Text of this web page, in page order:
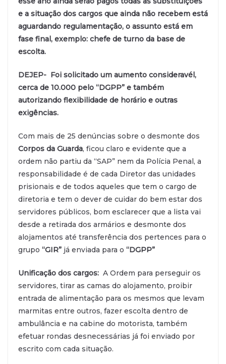
e a situação dos cargos que ainda não recebem está
aguardando regulamentação, o assunto está em
fase final, exemplo: chefe de turno da base de
escolta.
DEJEP- Foi solicitado um aumento consideravél,
cerca de 10.000 pelo “DGPP” e também
autorizando flexibilidade de horário e outras
exigências.
Com mais de 25 denúncias sobre o desmonte dos
Corpos da Guarda, ficou claro e evidente que a
ordem não partiu da “SAP” nem da Polícia Penal, a
responsabilidade é de cada Diretor das unidades
prisionais e de todos aqueles que tem o cargo de
diretoria e tem o dever de cuidar do bem estar dos
servidores públicos, bom esclarecer que a lista vai
desde a retirada dos armários e desmonte dos
alojamentos até transferência dos pertences para o
grupo “GIR” já enviada para o “DGPP”
Unificação dos cargos: A Ordem para perseguir os
servidores, tirar as camas do alojamento, proibir
entrada de alimentação para os mesmos que levam
marmitas entre outros, fazer escolta dentro de
ambulância e na cabine do motorista, também
efetuar rondas desnecessárias já foi enviado por
escrito com cada situação.